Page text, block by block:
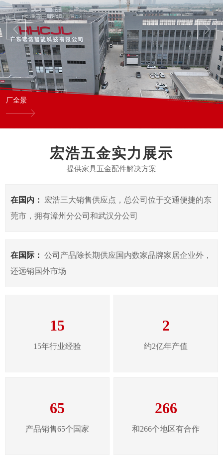
厂全景
宏浩五金实力展示
提供家具五金配件解决方案
在国内：
宏浩三大销售供应点，总公司位于交通便捷的东
莞市，拥有漳州分公司和武汉分公司
在国际： 公司产品除长期供应国内数家品牌家居企业外，
还远销国外市场
15
15年行业经验
2
约2亿年产值
65
产品销售65个国家
266
和266个地区有合作